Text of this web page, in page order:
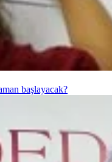
başlayacak?